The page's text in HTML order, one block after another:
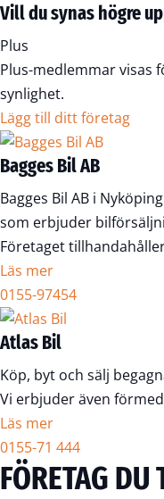
Vill du synas högre
Plus
Plus-medlemmar visas
synlighet.
Lägg till ditt företag
Bagges Bil AB
Bagges Bil AB i
som erbjuder
Företaget
Läs mer
0155-97454
Atlas Bil
Köp, byt och sälj
Vi erbjuder även
Läs mer
0155-71 444
FÖRETAG DU